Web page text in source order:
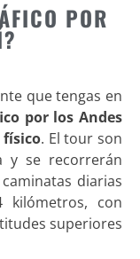
POR
que tengas en
por los Andes
físico. El tour son
y se recorrerán
diarias
con
superiores